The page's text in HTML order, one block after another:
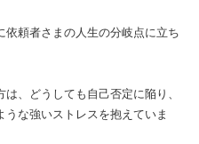
依頼者さまの人生の分岐点に立ち
、どうしても自己否定に陥り、
な強いストレスを抱えていま